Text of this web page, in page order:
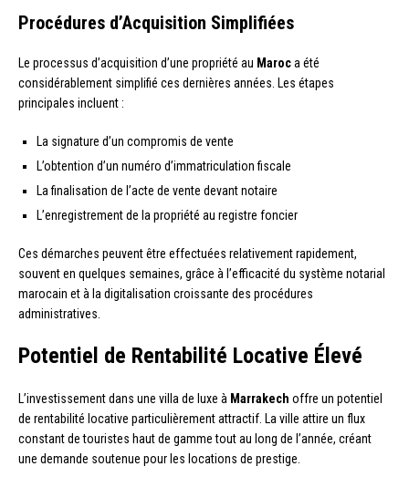
Procédures d’Acquisition Simplifiées
Le processus d’acquisition d’une propriété au Maroca été
considérablement simplifié ces dernières années. Les étapes
principales incluent :
La signature d’un compromis de vente
L’obtention d’un numéro d’immatriculation fiscale
La finalisation de l’acte de vente devant notaire
L’enregistrement de la propriété au registre foncier
Ces démarches peuvent être effectuées relativement rapidement,
souvent en quelques semaines, grâce à l’efficacité du système notarial
marocain et à la digitalisation croissante des procédures
administratives.
Potentiel de Rentabilité Locative Élevé
L’investissement dans une villa de luxe à Marrakech offre un potentiel
de rentabilité locative particulièrement attractif. La ville attire un flux
constant de touristes haut de gamme tout au long de l’année, créant
une demande soutenue pour les locations de prestige.